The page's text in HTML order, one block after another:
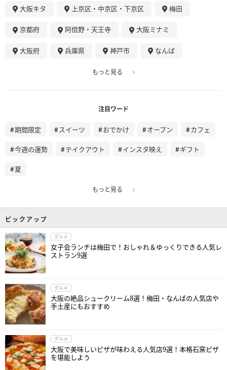
大阪キタ 上京区・中京区・下京区 梅田
京都府 阿倍野・天王寺 大阪ミナミ
大阪府 兵庫県 神戸市 なんば
もっと見る
注目ワード
期間限定 スイーツ おでかけ オープン カフェ
今週の運勢 テイクアウト インスタ映え ギフト
夏
もっと見る
ピックアップ
グルメ
女子会ランチは梅田で！おしゃれ＆ゆっくりできる人気レ
ストラン9選
グルメ
大阪の絶品シュークリーム8選！梅田・なんばの人気店や
手土産にもおすすめ
グルメ
大阪で美味しいピザが味わえる人気店9選！本格石窯ピザ
を堪能しよう